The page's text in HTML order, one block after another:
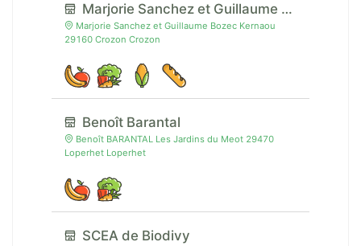
Marjorie Sanchez et Guillaume Bozec
Marjorie Sanchez et Guillaume Bozec Kernaou
29160 Crozon Crozon
Benoît Barantal
Benoît BARANTAL Les Jardins du Meot 29470
Loperhet Loperhet
SCEA de Biodivy